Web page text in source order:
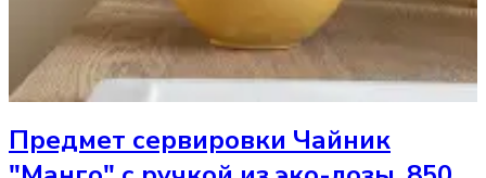
Предмет сервировки Чайник